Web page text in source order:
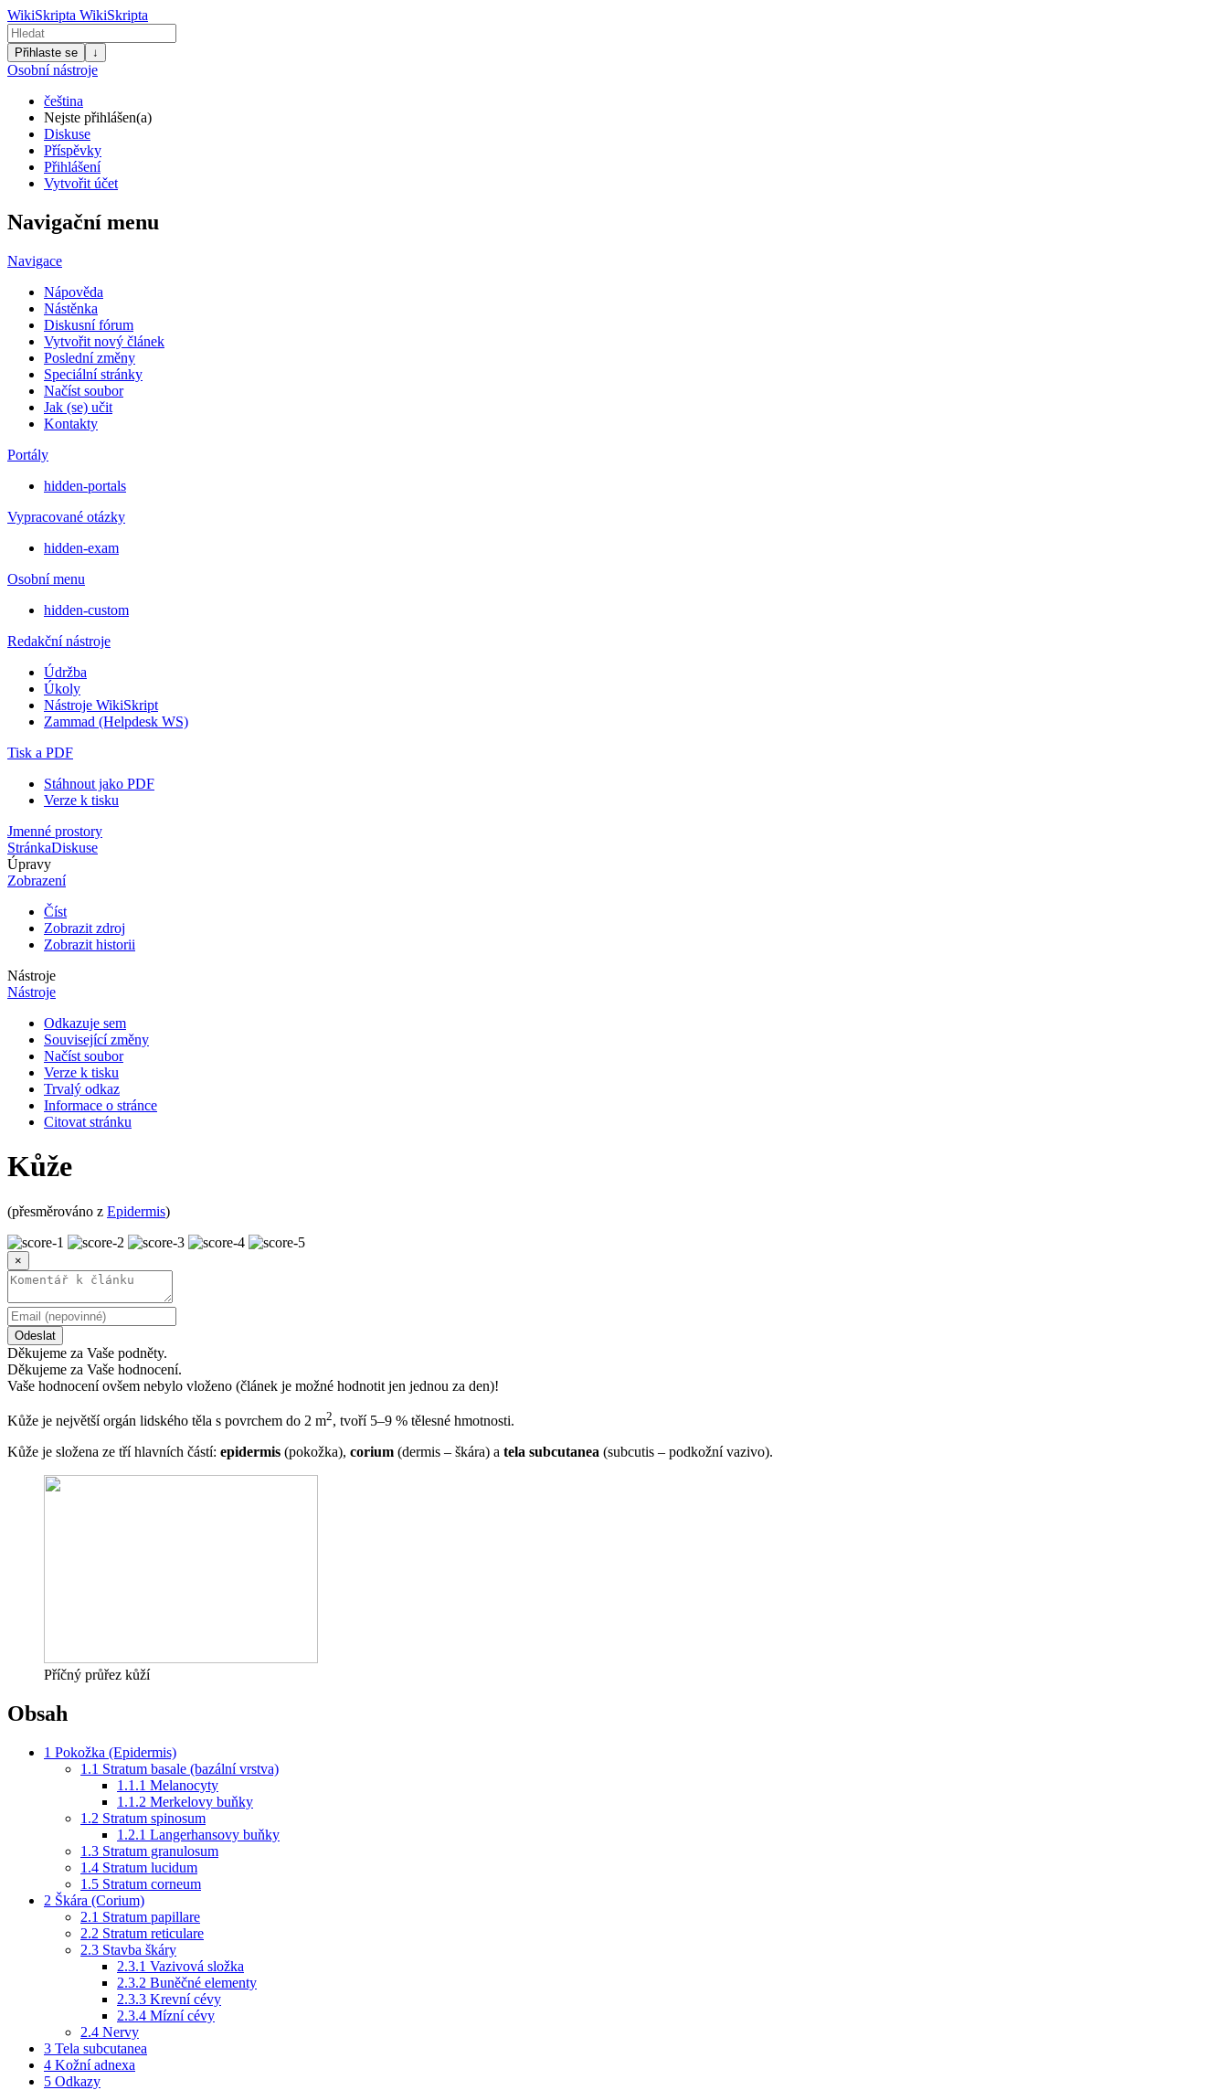
WikiSkripta WikiSkripta
Přihlaste se ↓
Osobní nástroje
čeština
Nejste přihlášen(a)
Diskuse
Příspěvky
Přihlášení
Vytvořit účet
Navigační menu
Navigace
Nápověda
Nástěnka
Diskusní fórum
Vytvořit nový článek
Poslední změny
Speciální stránky
Načíst soubor
Jak (se) učit
Kontakty
Portály
hidden-portals
Vypracované otázky
hidden-exam
Osobní menu
hidden-custom
Redakční nástroje
Údržba
Úkoly
Nástroje WikiSkript
Zammad (Helpdesk WS)
Tisk a PDF
Stáhnout jako PDF
Verze k tisku
Jmenné prostory
StránkaDiskuse
Úpravy
Zobrazení
Číst
Zobrazit zdroj
Zobrazit historii
Nástroje
Nástroje
Odkazuje sem
Související změny
Načíst soubor
Verze k tisku
Trvalý odkaz
Informace o stránce
Citovat stránku
Kůže
(přesměrováno z Epidermis)
×
Odeslat
Děkujeme za Vaše podněty.
Děkujeme za Vaše hodnocení.
Vaše hodnocení ovšem nebylo vloženo (článek je možné hodnotit jen jednou za den)!
Kůže je největší orgán lidského těla s povrchem do 2 m2, tvoří 5–9 % tělesné hmotnosti.
Kůže je složena ze tří hlavních částí: epidermis (pokožka), corium (dermis – škára) a tela subcutanea (subcutis – podkožní vazivo).
Příčný průřez kůží
Obsah
1 Pokožka (Epidermis)
1.1 Stratum basale (bazální vrstva)
1.1.1 Melanocyty
1.1.2 Merkelovy buňky
1.2 Stratum spinosum
1.2.1 Langerhansovy buňky
1.3 Stratum granulosum
1.4 Stratum lucidum
1.5 Stratum corneum
2 Škára (Corium)
2.1 Stratum papillare
2.2 Stratum reticulare
2.3 Stavba škáry
2.3.1 Vazivová složka
2.3.2 Buněčné elementy
2.3.3 Krevní cévy
2.3.4 Mízní cévy
2.4 Nervy
3 Tela subcutanea
4 Kožní adnexa
5 Odkazy